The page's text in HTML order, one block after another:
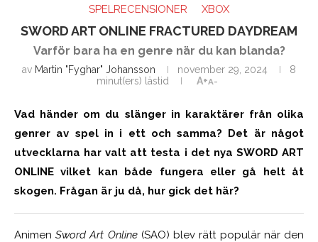
SPELRECENSIONER
XBOX
SWORD ART ONLINE FRACTURED DAYDREAM
Varför bara ha en genre när du kan blanda?
av Martin "Fyghar" Johansson november 29, 2024
8
minut(ers) lästid
A+A-
Vad händer om du slänger in karaktärer från olika
genrer av spel in i ett och samma? Det är något
utvecklarna har valt att testa i det nya SWORD ART
ONLINE vilket kan både fungera eller gå helt åt
skogen. Frågan är ju då, hur gick det här?
AnimenSword Art Online(SAO) blev rätt populär när den